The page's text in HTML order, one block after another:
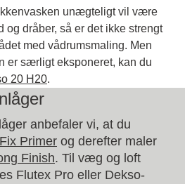
unægteligt vil være
og dråber, så er det ikke strengt
med vådrumsmaling. Men
er særligt eksponeret, kan du
20 H20.
anbefaler vi, at du
Primer og derefter maler
Finish. Til væg og loft
Flutex Pro eller Dekso-